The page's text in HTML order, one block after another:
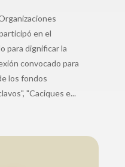
en el
para dignificar la
convocado para
los fondos
"Caciques e...